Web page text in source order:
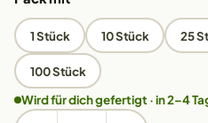
1 Stück 10 Stück 25
100 Stück
Wird für dich gefertigt · in 2–4